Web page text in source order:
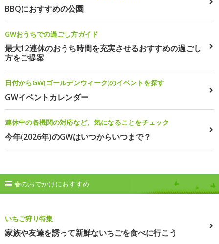
BBQにおすすめの公園
GWおうちでの過ごし方ガイド
最大12連休のおうち時間を充実させるおすすめの過ごし
方をご提案
日付からGW(ゴールデンウィーク)のイベントを探す
GWイベントカレンダー
連休中の各機関の対応など、気になることをチェック
今年(2026年)のGWはいつからいつまで？
春のおでかけにおすすめ
いちご狩り特集
家族や友達を誘って新鮮ないちごを食べに行こう